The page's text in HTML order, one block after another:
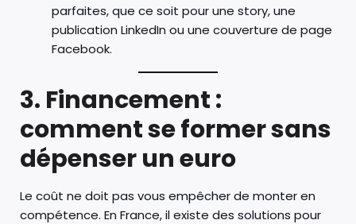
parfaites, que ce soit pour une story, une
publication LinkedIn ou une couverture de page
Facebook.
3. Financement :
comment se former sans
dépenser un euro
Le coût ne doit pas vous empêcher de monter en
compétence. En France, il existe des solutions pour